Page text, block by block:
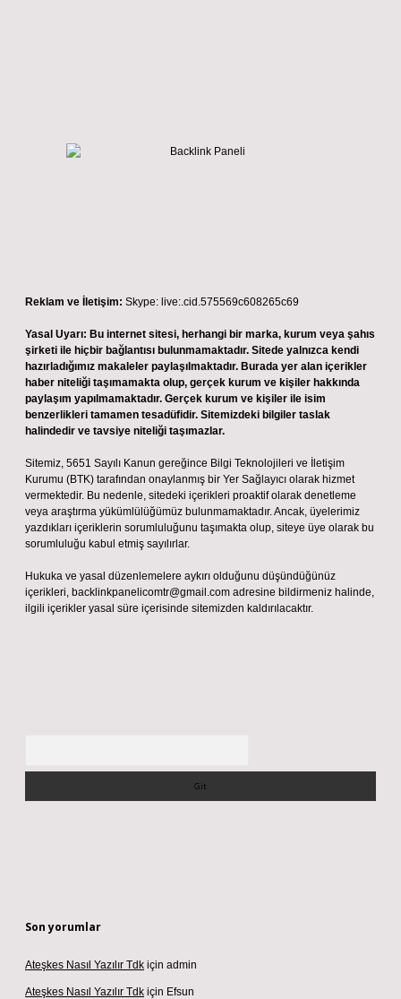
Reklam ve İletişim: Skype: live:.cid.575569c608265c69
Yasal Uyarı: Bu internet sitesi, herhangi bir marka, kurum veya şahıs
şirketi ile hiçbir bağlantısı bulunmamaktadır. Sitede yalnızca kendi
hazırladığımız makaleler paylaşılmaktadır. Burada yer alan içerikler
haber niteliği taşımamakta olup, gerçek kurum ve kişiler hakkında
paylaşım yapılmamaktadır. Gerçek kurum ve kişiler ile isim
benzerlikleri tamamen tesadüfidir. Sitemizdeki bilgiler taslak
halindedir ve tavsiye niteliği taşımazlar.
Sitemiz, 5651 Sayılı Kanun gereğince Bilgi Teknolojileri ve İletişim
Kurumu (BTK) tarafından onaylanmış bir Yer Sağlayıcı olarak hizmet
vermektedir. Bu nedenle, sitedeki içerikleri proaktif olarak denetleme
veya araştırma yükümlülüğümüz bulunmamaktadır. Ancak, üyelerimiz
yazdıkları içeriklerin sorumluluğunu taşımakta olup, siteye üye olarak bu
sorumluluğu kabul etmiş sayılırlar.
Hukuka ve yasal düzenlemelere aykırı olduğunu düşündüğünüz
içerikleri, backlinkpanelicomtr@gmail.com adresine bildirmeniz halinde,
ilgili içerikler yasal süre içerisinde sitemizden kaldırılacaktır.
Son yorumlar
Ateşkes Nasıl Yazılır Tdk için admin
Ateşkes Nasıl Yazılır Tdk için Efsun